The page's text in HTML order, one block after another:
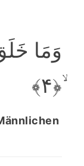
وَمَا
ۙ﴿۴﴾